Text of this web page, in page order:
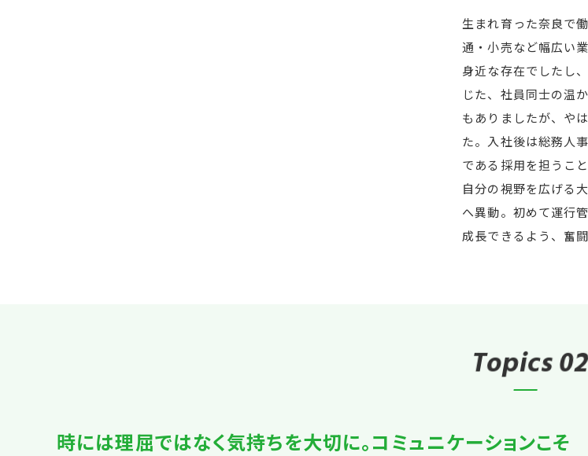
生まれ育った奈良で
通・小売など幅広い
身近な存在でしたし
じた、社員同士の温
もありましたが、や
た。入社後は総務人
である採用を担うこ
自分の視野を広げる
へ異動。初めて運行
成長できるよう、奮
Topics02
時には理屈ではなく気持ちを大切に。コミュニケーションこそ